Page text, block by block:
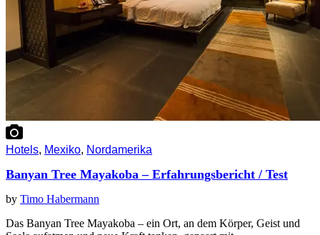
Hotels, Mexiko, Nordamerika
Banyan Tree Mayakoba – Erfahrungsbericht / Test
by Timo Habermann
Das Banyan Tree Mayakoba – ein Ort, an dem Körper, Geist und